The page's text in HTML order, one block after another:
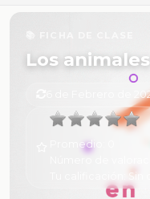
Los
6 de Febrero de
Promedio:
Sin